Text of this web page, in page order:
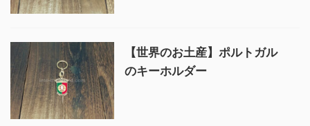
【世界のお土産】ポルトガル
のキーホルダー